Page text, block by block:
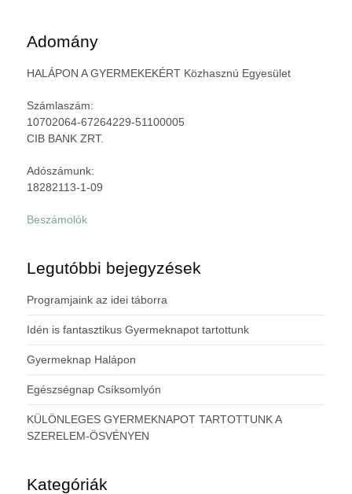
Adomány
HALÁPON A GYERMEKEKÉRT Közhasznú Egyesület
Számlaszám:
10702064-67264229-51100005
CIB BANK ZRT.
Adószámunk:
18282113-1-09
Beszámolók
Legutóbbi bejegyzések
Programjaink az idei táborra
Idén is fantasztikus Gyermeknapot tartottunk
Gyermeknap Halápon
Egészségnap Csíksomlyón
KÜLÖNLEGES GYERMEKNAPOT TARTOTTUNK A
SZERELEM-ÖSVÉNYEN
Kategóriák